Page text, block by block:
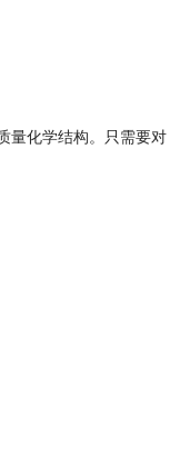
量化学结构。只需要对